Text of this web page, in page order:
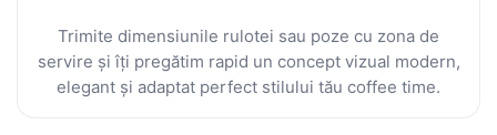
Trimite dimensiunile rulotei sau poze cu zona de
servire și îți pregătim rapid un concept vizual modern,
elegant și adaptat perfect stilului tău coffee time.